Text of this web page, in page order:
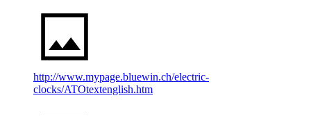
http://www.mypage.bluewin.ch/electric-
clocks/ATOtextenglish.htm